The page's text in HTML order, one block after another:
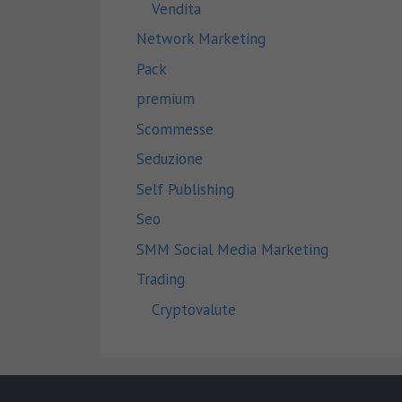
Vendita
Network Marketing
Pack
premium
Scommesse
Seduzione
Self Publishing
Seo
SMM Social Media Marketing
Trading
Cryptovalute